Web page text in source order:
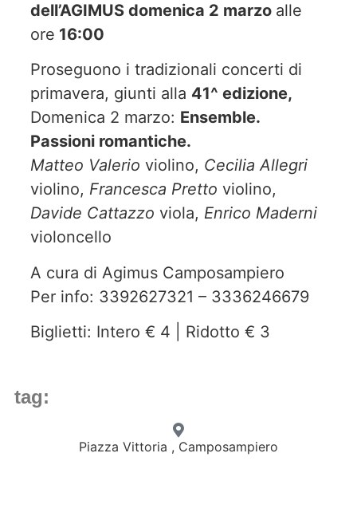
dell’AGIMUS domenica 2 marzo alle
ore 16:00
Proseguono i tradizionali concerti di
primavera, giunti alla 41^ edizione,
Domenica 2 marzo: Ensemble.
Passioni romantiche.
Matteo Valerio violino, Cecilia Allegri
violino, Francesca Pretto violino,
Davide Cattazzo viola, Enrico Maderni
violoncello
A cura di Agimus Camposampiero
Per info: 3392627321 – 3336246679
Biglietti: Intero € 4 | Ridotto € 3
tag:
Piazza Vittoria , Camposampiero